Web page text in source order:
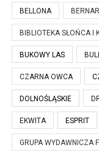
BELLONA
BIBLIOTEKA SŁOŃCA I
BUKOWY LAS
CZARNA OWCA
DOLNOŚLĄSKIE
EKWITA ESPRIT
GRUPA WYDAWNICZA